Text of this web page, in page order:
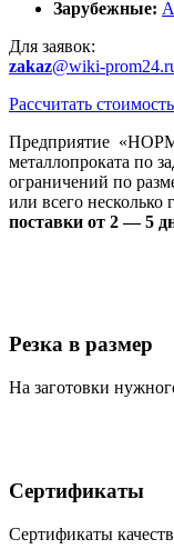
Зарубежные:
Для заявок:
zakaz@wiki-
Рассчитать стоимость
Предприятие
металлопроката по
ограничений по
или всего
поставки от 2 — 5
Резка в размер
На заготовки
Сертификаты
Сертификаты